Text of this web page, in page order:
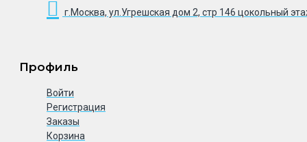
г.Москва, ул.Угрешская дом 2, стр 146 цокольный
Профиль
Войти
Регистрация
Заказы
Корзина